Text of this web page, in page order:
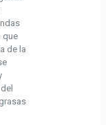
que
de la